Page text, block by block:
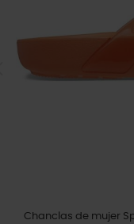
Chanclas de mujer